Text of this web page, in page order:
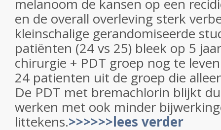
melanoom de kansen op een
en de overall overleving sterk
kleinschalige gerandomiseerde
patiënten (24 vs 25) bleek op 5
chirurgie + PDT groep nog te
24 patienten uit de groep die
De PDT met bremachlorin blijkt
werken met ook minder
littekens.>>>>>>lees verder